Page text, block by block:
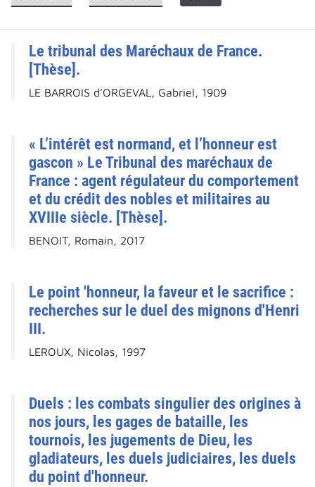
Le tribunal des Maréchaux de France.
[Thèse].
LE BARROIS d’ORGEVAL, Gabriel, 1909
« L’intérêt est normand, et l’honneur est
gascon » Le Tribunal des maréchaux de
France : agent régulateur du comportement
et du crédit des nobles et militaires au
XVIIIe siècle. [Thèse].
BENOIT, Romain, 2017
Le point 'honneur, la faveur et le sacrifice :
recherches sur le duel des mignons d'Henri
III.
LEROUX, Nicolas, 1997
Duels : les combats singulier des origines à
nos jours, les gages de bataille, les
tournois, les jugements de Dieu, les
gladiateurs, les duels judiciaires, les duels
du point d'honneur.